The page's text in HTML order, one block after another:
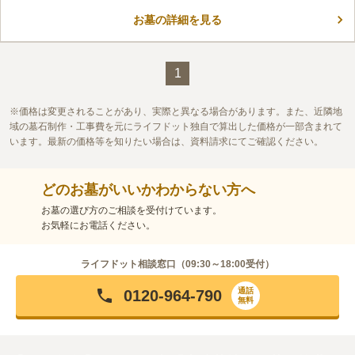
お墓の詳細を見る
1
価格は変更されることがあり、実際と異なる場合があります。また、近隣地
域の墓石制作・工事費を元にライフドット独自で算出した価格が一部含まれて
います。最新の価格等を知りたい場合は、資料請求にてご確認ください。
どのお墓がいいかわからない方へ
お墓の選び方のご相談を受付けています。
お気軽にお電話ください。
ライフドット相談窓口（09:30～18:00受付）
0120-964-790
通話
無料